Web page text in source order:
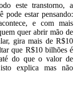
este transtorno, a
pode estar pensando:
e com mais
quer abrir mão de
gira mais de R$10
que R$10 bilhões é
do que o valor de
explica mas não